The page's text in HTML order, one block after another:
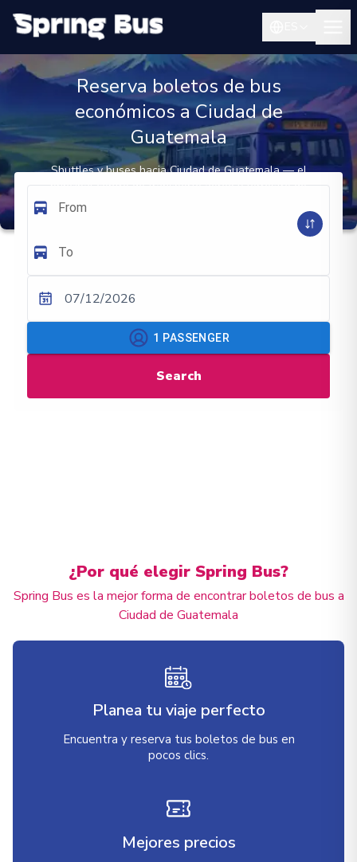
Reserva boletos de bus
económicos a Ciudad de
Guatemala
Shuttles y buses hacia Ciudad de Guatemala — el
principal centro de transporte aéreo y terrestre de
From
To
07/12/2026
1 PASSENGER
Search
¿Por qué elegir Spring Bus?
Spring Bus es la mejor forma de encontrar boletos de bus a
Ciudad de Guatemala
Planea tu viaje perfecto
Encuentra y reserva tus boletos de bus en
pocos clics.
Mejores precios